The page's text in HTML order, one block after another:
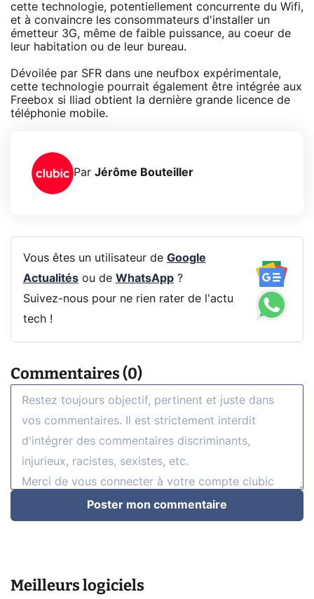
cette technologie, potentiellement concurrente du Wifi,
et à convaincre les consommateurs d'installer un
émetteur 3G, même de faible puissance, au coeur de
leur habitation ou de leur bureau.
Dévoilée par SFR dans une neufbox expérimentale,
cette technologie pourrait également être intégrée aux
Freebox si Iliad obtient la dernière grande licence de
téléphonie mobile.
Par Jérôme Bouteiller
Vous êtes un utilisateur de Google
Actualitésou de WhatsApp?
Suivez-nous pour ne rien rater de l'actu
tech !
Commentaires (0)
Poster mon commentaire
Meilleurs logiciels